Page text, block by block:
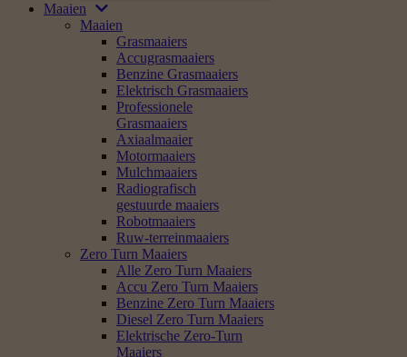
Maaien
Maaien
Grasmaaiers
Accugrasmaaiers
Benzine Grasmaaiers
Elektrisch Grasmaaiers
Professionele
Grasmaaiers
Axiaalmaaier
Motormaaiers
Mulchmaaiers
Radiografisch
gestuurde maaiers
Robotmaaiers
Ruw-terreinmaaiers
Zero Turn Maaiers
Alle Zero Turn Maaiers
Accu Zero Turn Maaiers
Benzine Zero Turn Maaiers
Diesel Zero Turn Maaiers
Elektrische Zero-Turn
Maaiers